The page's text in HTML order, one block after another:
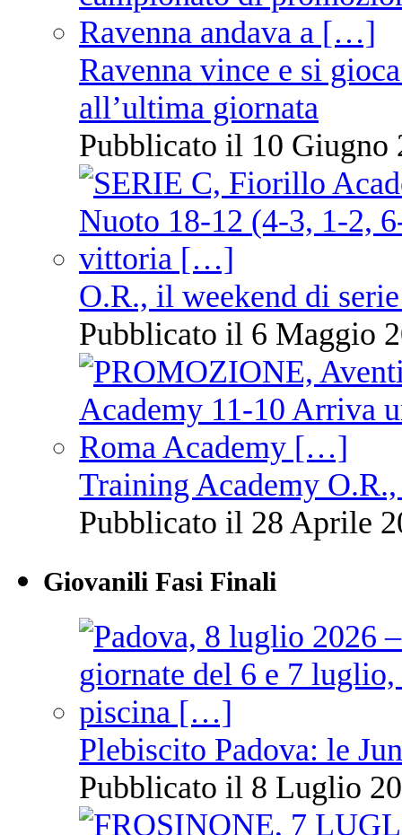
Ravenna vince e si
all’ultima giornata
Pubblicato il 10 Giugno
O.R., il weekend di
Pubblicato il 6 Maggio
Training Academy
Pubblicato il 28 Aprile
Giovanili Fasi Finali
Plebiscito Padova: le
Pubblicato il 8 Luglio